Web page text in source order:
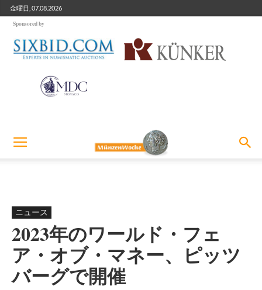
金曜日, 07.08.2026
Sponsored by
ニュース
2023年のワールド・フェ
ア・オブ・マネー、ピッツ
バーグで開催